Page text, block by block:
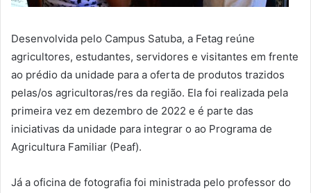
Desenvolvida pelo Campus Satuba, a Fetag reúne
agricultores, estudantes, servidores e visitantes em frente
ao prédio da unidade para a oferta de produtos trazidos
pelas/os agricultoras/res da região. Ela foi realizada pela
primeira vez em dezembro de 2022 e é parte das
iniciativas da unidade para integrar o ao Programa de
Agricultura Familiar (Peaf).
Já a oficina de fotografia foi ministrada pelo professor do